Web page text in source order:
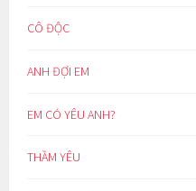
CÔ ĐỘC
ANH ĐỢI EM
EM CÓ YÊU ANH?
THẦM YÊU